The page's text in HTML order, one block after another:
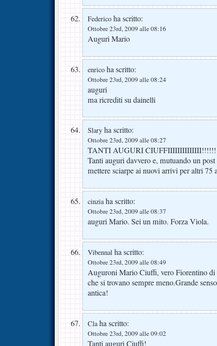
Federico ha scritto:
Ottobre 23rd, 2009 alle 08:16
Auguri Mario
enrico ha scritto:
Ottobre 23rd, 2009 alle 08:24
auguri
ma ricrediti su dainelli
Slary ha scritto:
Ottobre 23rd, 2009 alle 08:27
TANTI AUGURI CIUFFIIIIIIIIIIIIII!!!!!!
Tanti auguri davvero e, mutuando un
mettere sciarpe ai nuovi arrivi per altri 75
cinziaha scritto:
Ottobre 23rd, 2009 alle 08:37
auguri Mario. Sei un mito. Forza Viola.
Vibennal ha scritto:
Ottobre 23rd, 2009 alle 08:49
Auguroni Mario Ciuffi, vero Fiorentino
che si trovano sempre meno.Grande
antica!
Claha scritto:
Ottobre 23rd, 2009 alle 09:02
Tanti auguri Ciuffi!